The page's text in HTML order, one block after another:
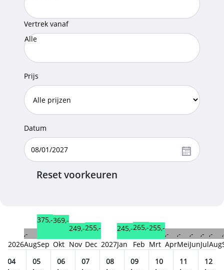
Vertrek vanaf
Alle
Prijs
Datum
Reset voorkeuren
2026
,-
Aug
375,-
Sep
369,-
Okt
249,-
Nov
255,-
Dec 2027
245,-
Jan
265,-
Feb
255,-
Mrt
,-
Apr
,-
Mei
,-
Jun
,-
Jul
,-
Aug
04
05
06
07
08
09
10
11
12